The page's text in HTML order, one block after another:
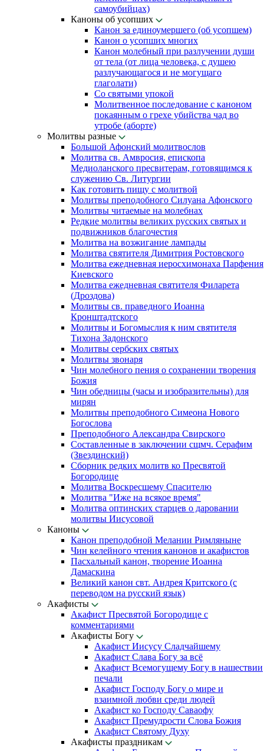
самоубийцах)
Каноны об усопших
Канон за единоумершего (об усопшем)
Канон о усопших многих
Канон молебный при разлучении души
от тела (от лица человека, с душею
разлучающагося и не могущаго
глаголати)
Со святыми упокой
Молитвенное последование с каноном
покаянным о грехе убийства чад во
утробе (аборте)
Молитвы разные
Большой Афонский молитвослов
Молитва св. Амвросия, епископа
Медиоланского пресвитерам, готовящимся к
служению Св. Литургии
Как готовить пищу с молитвой
Молитвы преподобного Силуана Афонского
Молитвы читаемые на молебнах
Редкие молитвы великих русских святых и
подвижников благочестия
Молитва на возжигание лампады
Молитва святителя Димитрия Ростовского
Молитва ежедневная иеросхимонаха Парфения
Киевского
Молитва ежедневная святителя Филарета
(Дроздова)
Молитвы св. праведного Иоанна
Кронштадтского
Молитвы и Богомыслия к ним святителя
Тихона Задонского
Молитвы сербских святых
Молитвы звонаря
Чин молебного пения о сохранении творения
Божия
Чин обедницы (часы и изобразительны) для
мирян
Молитвы преподобного Симеона Нового
Богослова
Преподобного Александра Свирского
Составленные в заключении сщмч. Серафим
(Звездинский)
Сборник редких молитв ко Пресвятой
Богородице
Молитва Воскресшему Спасителю
Молитва "Иже на всякое время"
Молитва оптинских старцев о даровании
молитвы Иисусовой
Каноны
Канон преподобной Мелании Римляныне
Чин келейного чтения канонов и акафистов
Пасхальный канон, творение Иоанна
Дамаскина
Великий канон свт. Андрея Критского (с
переводом на русский язык)
Акафисты
Акафист Пресвятой Богородице с
комментариями
Акафисты Богу
Акафист Иисусу Сладчайшему
Акафист Слава Богу за всё
Акафист Всемогущему Богу в нашествии
печали
Акафист Господу Богу о мире и
взаимной любви среди людей
Акафист ко Господу Саваофу
Акафист Премудрости Слова Божия
Акафист Святому Духу
Акафисты праздникам